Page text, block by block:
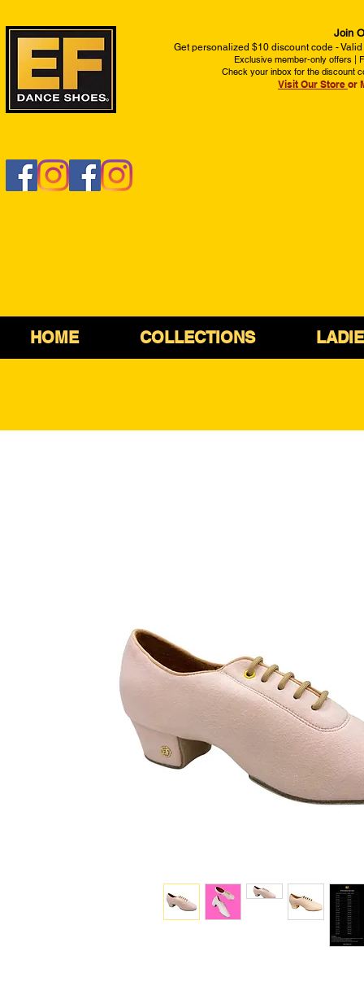
Join
Get personalized $10 discount code -
Exclusive member-only offers |
Check your inbox for the discount
Visit Our Store or
HOME COLLECTIONS